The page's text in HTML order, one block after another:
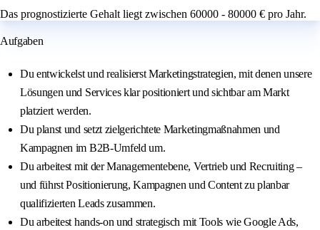
Das prognostizierte Gehalt liegt zwischen 60000 - 80000 € pro Jahr.
Aufgaben
Du entwickelst und realisierst Marketingstrategien, mit denen unsere
Lösungen und Services klar positioniert und sichtbar am Markt
platziert werden.
Du planst und setzt zielgerichtete Marketingmaßnahmen und
Kampagnen im B2B-Umfeld um.
Du arbeitest mit der Managementebene, Vertrieb und Recruiting –
und führst Positionierung, Kampagnen und Content zu planbar
qualifizierten Leads zusammen.
Du arbeitest hands-on und strategisch mit Tools wie Google Ads,